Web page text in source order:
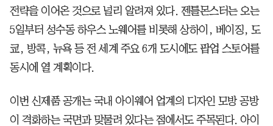
전략을 이어온 것으로 널리 알려져 있다. 젠틀몬스터는 오는
5일부터 성수동 하우스 노웨어를 비롯해 상하이, 베이징, 도
쿄, 방콕, 뉴욕 등 전 세계 주요 6개 도시에도 팝업 스토어를
동시에 열 계획이다.
이번 신제품 공개는 국내 아이웨어 업계의 디자인 모방 공방
이 격화하는 국면과 맞물려 있다는 점에서도 주목된다. 아이